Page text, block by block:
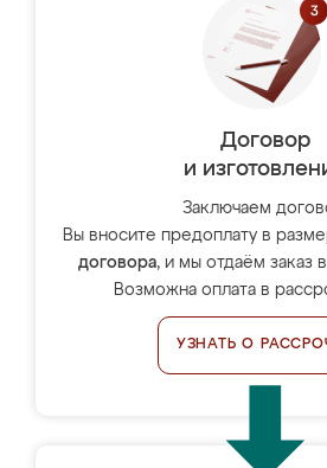
Договор
и
Заключаем
Вы вносите предоплату в
договора, и мы отдаём заказ
Возможна оплата в
УЗНАТЬ О